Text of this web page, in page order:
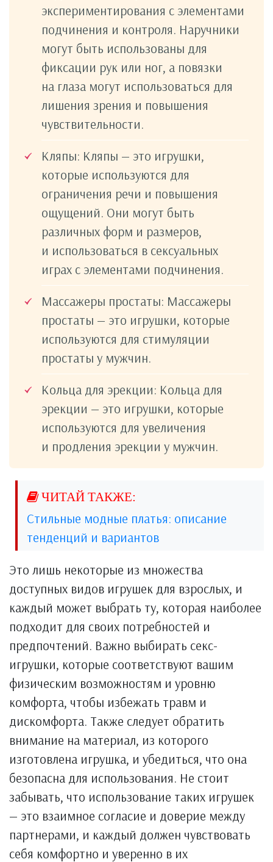
экспериментирования с элементами
подчинения и контроля. Наручники
могут быть использованы для
фиксации рук или ног, а повязки
на глаза могут использоваться для
лишения зрения и повышения
чувствительности.
Кляпы: Кляпы — это игрушки,
которые используются для
ограничения речи и повышения
ощущений. Они могут быть
различных форм и размеров,
и использоваться в сексуальных
играх с элементами подчинения.
Массажеры простаты: Массажеры
простаты — это игрушки, которые
используются для стимуляции
простаты у мужчин.
Кольца для эрекции: Кольца для
эрекции — это игрушки, которые
используются для увеличения
и продления эрекции у мужчин.
Стильные модные платья: описание
тенденций и вариантов
Это лишь некоторые из множества
доступных видов игрушек для взрослых, и
каждый может выбрать ту, которая наиболее
подходит для своих потребностей и
предпочтений. Важно выбирать секс-
игрушки, которые соответствуют вашим
физическим возможностям и уровню
комфорта, чтобы избежать травм и
дискомфорта. Также следует обратить
внимание на материал, из которого
изготовлена игрушка, и убедиться, что она
безопасна для использования. Не стоит
забывать, что использование таких игрушек
— это взаимное согласие и доверие между
партнерами, и каждый должен чувствовать
себя комфортно и уверенно в их